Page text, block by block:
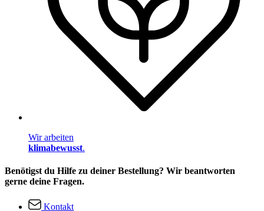
Wir arbeiten
klimabewusst.
Benötigst du Hilfe zu deiner Bestellung? Wir beantworten
gerne deine Fragen.
Kontakt